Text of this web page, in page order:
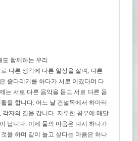
함께하는 우리
다른 생각에 다른 일상을 살며, 다른
줄다리기를 하다가 서로 이겼다며 다
는 서로 다른 음악을 듣고 서로 다른 음
을 합니다. 어느 날 건널목에서 하마터
각자의 길을 갑니다. 지루한 공부에 매달
납니다. 이제 둘의 마음은 다시 하나가
을 하며 같이 놀고 싶다는 마음은 하나